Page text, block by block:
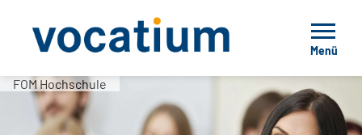
Menü
FOM Hochschule